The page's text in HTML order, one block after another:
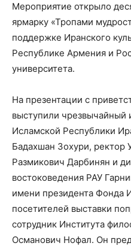
Мероприятие открыло
ярмарку «Тропами
поддержке Иранского
Республике Армения и
университета.
На презентации с
выступили
Исламской Республики
Бадахшан Зохури, ректор
Размикович Дарбинян и
востоковедения РАУ
имени президента Фонда
посетителей выставки
сотрудник Института
Османович Нофал. Он